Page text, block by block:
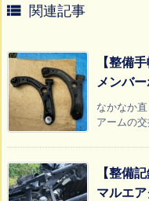
 関連記事
【整備
メンバ
なかなか
アームの
【整備
マルエ